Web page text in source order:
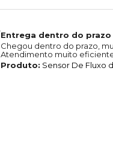
Entrega dentro do prazo
Chegou dentro do prazo,
Atendimento muito
Produto: Sensor De Fluxo